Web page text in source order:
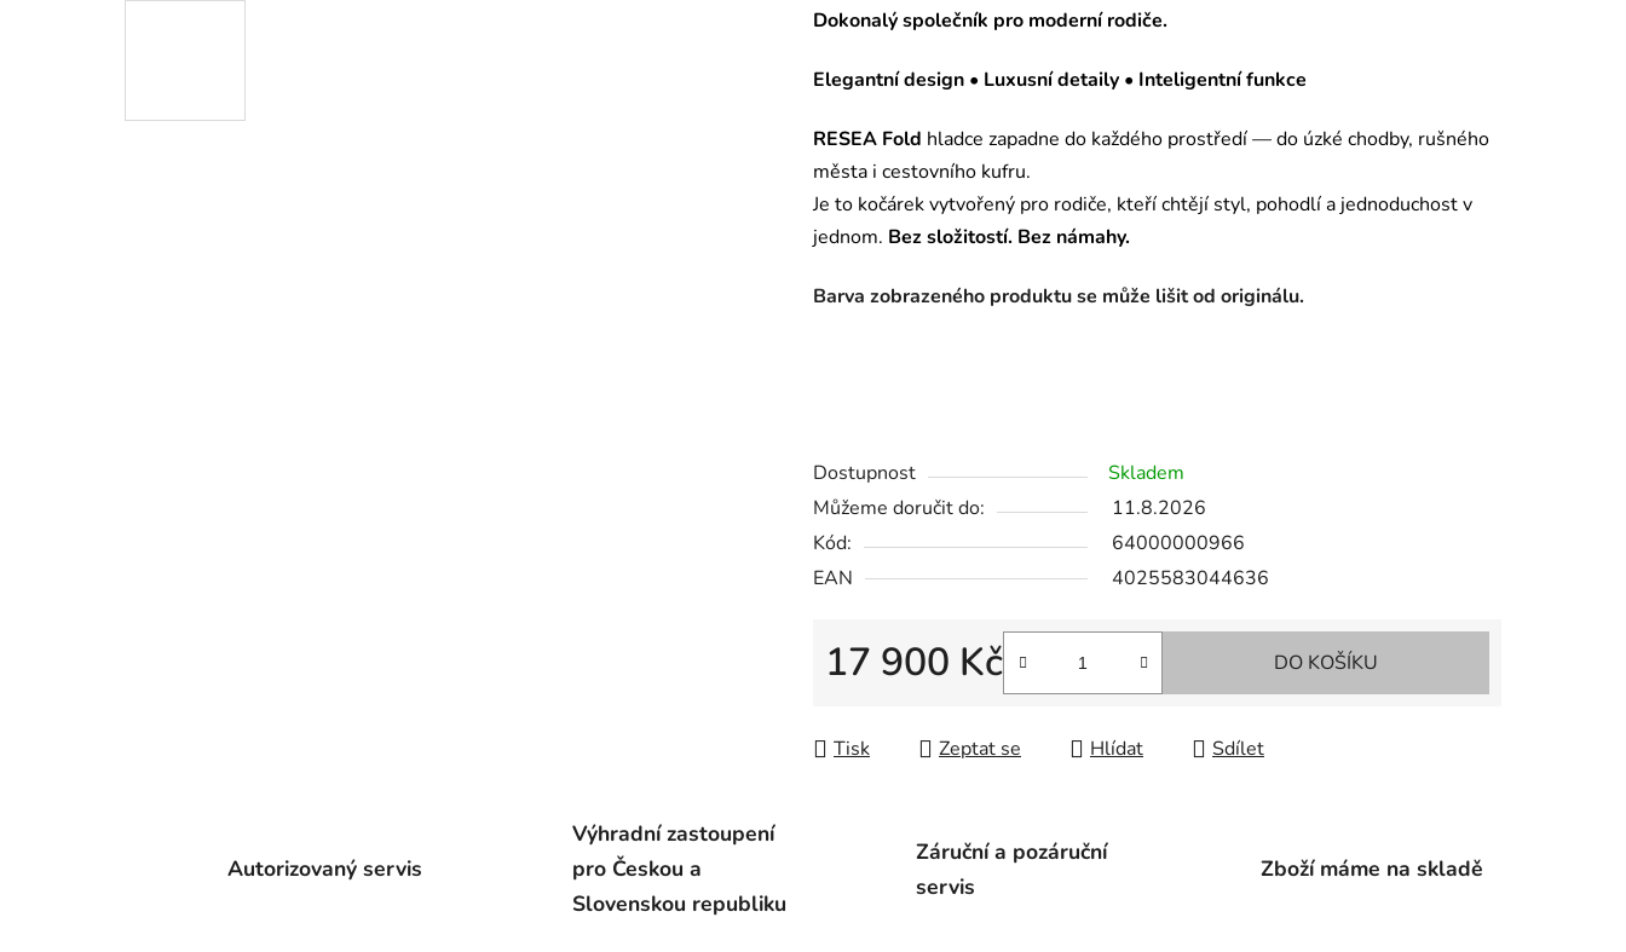
Dokonalý společník pro moderní rodiče.
Elegantní design • Luxusní detaily • Inteligentní funkce
RESEA Fold hladce zapadne do každého prostředí — do úzké chodby, rušného
města i cestovního kufru.
Je to kočárek vytvořený pro rodiče, kteří chtějí styl, pohodlí a jednoduchost v
jednom. Bez složitostí. Bez námahy.
Barva zobrazeného produktu se může lišit od originálu.
Dostupnost
Skladem
Můžeme doručit do:
11.8.2026
Kód:
64000000966
EAN
4025583044636
17 900 Kč DO KOŠÍKU
Tisk Zeptat se Hlídat Sdílet
Autorizovaný servis
Výhradní zastoupení
pro Českou a
Slovenskou republiku
Záruční a pozáruční
servis
Zboží máme na skladě